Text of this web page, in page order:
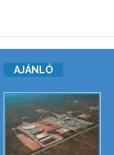
AJÁNLÓ